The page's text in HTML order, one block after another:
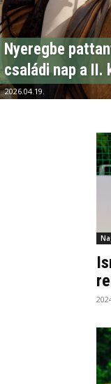
Nyeregbe
családi nap a II.
2026.04.19.